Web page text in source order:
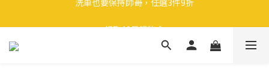
領取40元購物金
🎉 全館滿 599 免運（台灣本島）下單後 2 個工作天內寄出